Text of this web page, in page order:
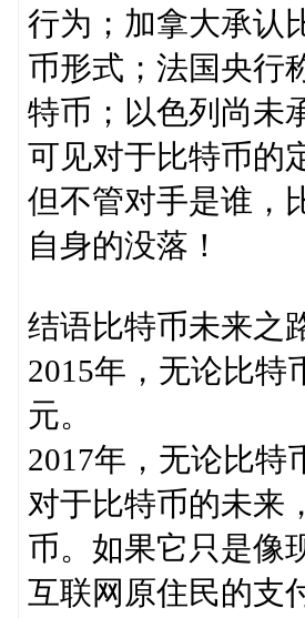
行为；加拿大承认
币形式；法国央行
特币；以色列尚
可见对于比特币的
但不管对手是谁，
自身的没落！
结语比特币未来之
2015年，无论比特
元。
2017年，无论比特
对于比特币的未来
币。如果它只是像
互联网原住民的支